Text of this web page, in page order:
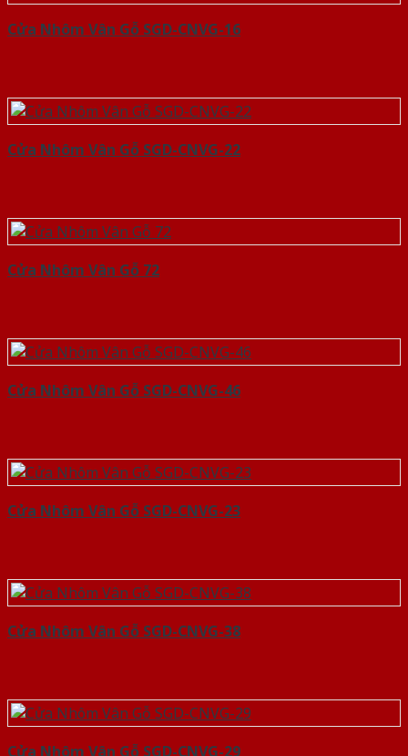
Cửa Nhôm Vân Gỗ SGD-CNVG-16
Cửa Nhôm Vân Gỗ SGD-CNVG-22
Cửa Nhôm Vân Gỗ 72
Cửa Nhôm Vân Gỗ SGD-CNVG-46
Cửa Nhôm Vân Gỗ SGD-CNVG-23
Cửa Nhôm Vân Gỗ SGD-CNVG-38
Cửa Nhôm Vân Gỗ SGD-CNVG-29